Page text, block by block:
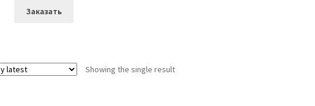
Заказать
Showing the single result